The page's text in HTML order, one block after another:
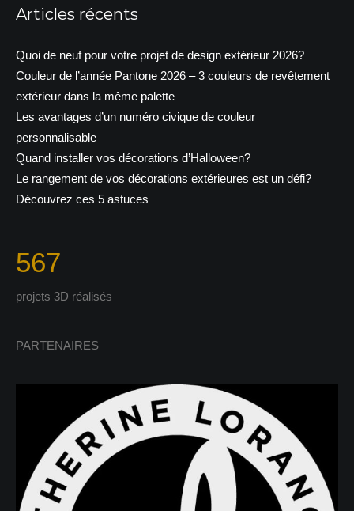
Articles récents
Quoi de neuf pour votre projet de design extérieur 2026?
Couleur de l’année Pantone 2026 – 3 couleurs de revêtement
extérieur dans la même palette
Les avantages d’un numéro civique de couleur
personnalisable
Quand installer vos décorations d’Halloween?
Le rangement de vos décorations extérieures est un défi?
Découvrez ces 5 astuces
567
projets 3D réalisés
PARTENAIRES